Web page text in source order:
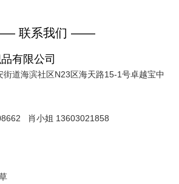
联系我们 ——
有限公司
道海滨社区N23区海天路15-1号卓越宝中
肖小姐 13603021858